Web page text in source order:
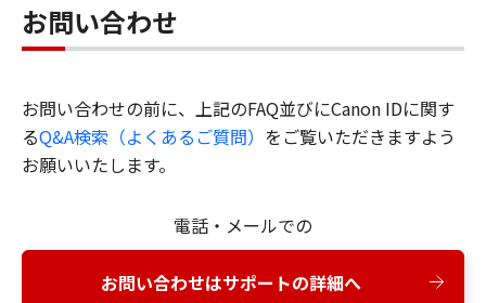
お問い合わせ
お問い合わせの前に、上記のFAQ並びにCanon IDに関す
るQ&A検索（よくあるご質問） をご覧いただきますよう
お願いいたします。
電話・メールでの
お問い合わせはサポートの詳細へ